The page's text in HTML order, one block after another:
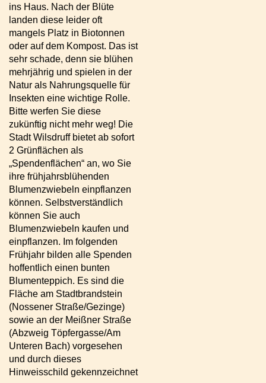
ins Haus. Nach der Blüte
landen diese leider oft
mangels Platz in Biotonnen
oder auf dem Kompost. Das ist
sehr schade, denn sie blühen
mehrjährig und spielen in der
Natur als Nahrungsquelle für
Insekten eine wichtige Rolle.
Bitte werfen Sie diese
zukünftig nicht mehr weg! Die
Stadt Wilsdruff bietet ab sofort
2 Grünflächen als
„Spendenflächen“ an, wo Sie
ihre frühjahrsblühenden
Blumenzwiebeln einpflanzen
können. Selbstverständlich
können Sie auch
Blumenzwiebeln kaufen und
einpflanzen. Im folgenden
Frühjahr bilden alle Spenden
hoffentlich einen bunten
Blumenteppich. Es sind die
Fläche am Stadtbrandstein
(Nossener Straße/Gezinge)
sowie an der Meißner Straße
(Abzweig Töpfergasse/Am
Unteren Bach) vorgesehen
und durch dieses
Hinweisschild gekennzeichnet